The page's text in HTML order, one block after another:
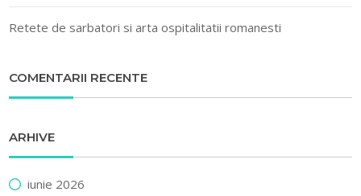
Retete de sarbatori si arta ospitalitatii romanesti
COMENTARII RECENTE
ARHIVE
iunie 2026